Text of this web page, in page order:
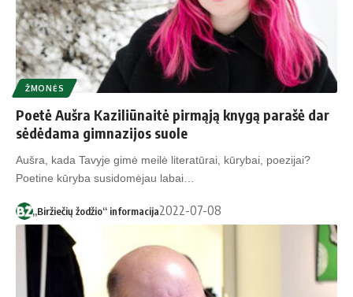
ŽMONĖS
Poetė Aušra Kaziliūnaitė pirmąją knygą parašė dar
sėdėdama gimnazijos suole
Aušra, kada Tavyje gimė meilė literatūrai, kūrybai, poezijai?
Poetine kūryba susidomėjau labai…
„Biržiečių žodžio“ informacija2022-07-08